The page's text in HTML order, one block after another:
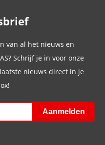
van al het nieuws en
Schrijf je in voor onze
nieuws direct in je